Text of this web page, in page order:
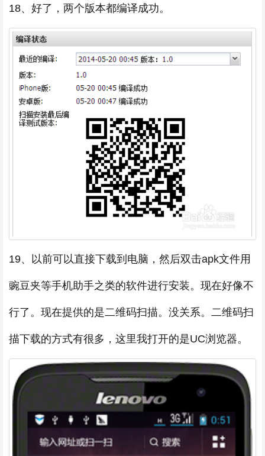
18、好了，两个版本都编译成功。
19、以前可以直接下载到电脑，然后双击apk文件用
豌豆夹等手机助手之类的软件进行安装。现在好像不
行了。现在提供的是二维码扫描。没关系。二维码扫
描下载的方式有很多，这里我打开的是UC浏览器。